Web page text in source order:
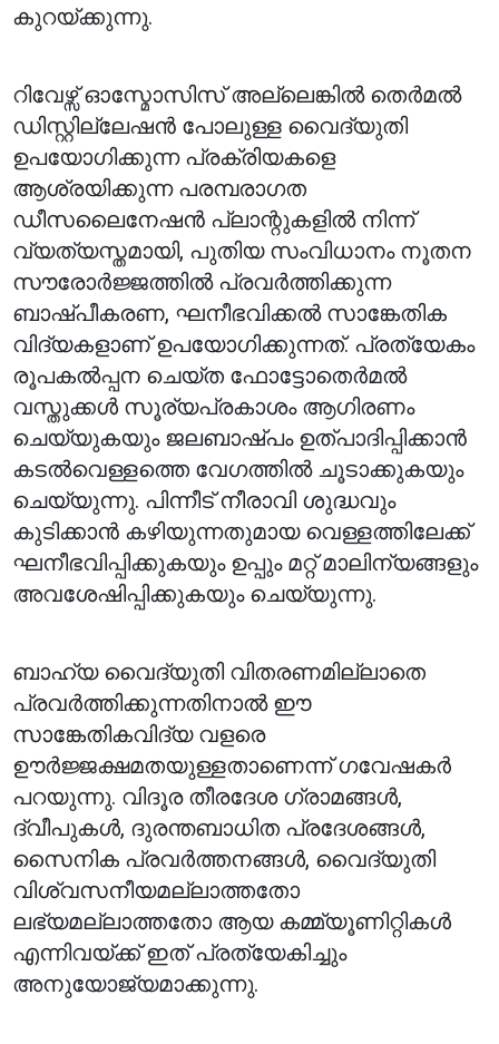
കുറയ്ക്കുന്നു.
റിവേഴ്സ് ഓസ്മോസിസ് അല്ലെങ്കിൽ തെർമൽ
ഡിസ്റ്റില്ലേഷൻ പോലുള്ള വൈദ്യുതി
ഉപയോഗിക്കുന്ന പ്രക്രിയകളെ
ആശ്രയിക്കുന്ന പരമ്പരാഗത
ഡീസലൈനേഷൻ പ്ലാന്റുകളിൽ നിന്ന്
വ്യത്യസ്തമായി, പുതിയ സംവിധാനം നൂതന
സൗരോർജ്ജത്തിൽ പ്രവർത്തിക്കുന്ന
ബാഷ്പീകരണ, ഘനീഭവിക്കൽ സാങ്കേതിക
വിദ്യകളാണ് ഉപയോഗിക്കുന്നത്. പ്രത്യേകം
രൂപകൽപ്പന ചെയ്ത ഫോട്ടോതെർമൽ
വസ്തുക്കൾ സൂര്യപ്രകാശം ആഗിരണം
ചെയ്യുകയും ജലബാഷ്പം ഉത്പാദിപ്പിക്കാൻ
കടൽവെള്ളത്തെ വേഗത്തിൽ ചൂടാക്കുകയും
ചെയ്യുന്നു. പിന്നീട് നീരാവി ശുദ്ധവും
കുടിക്കാൻ കഴിയുന്നതുമായ വെള്ളത്തിലേക്ക്
ഘനീഭവിപ്പിക്കുകയും ഉപ്പും മറ്റ് മാലിന്യങ്ങളും
അവശേഷിപ്പിക്കുകയും ചെയ്യുന്നു.
ബാഹ്യ വൈദ്യുതി വിതരണമില്ലാതെ
പ്രവർത്തിക്കുന്നതിനാൽ ഈ
സാങ്കേതികവിദ്യ വളരെ
ഊർജ്ജക്ഷമതയുള്ളതാണെന്ന് ഗവേഷകർ
പറയുന്നു. വിദൂര തീരദേശ ഗ്രാമങ്ങൾ,
ദ്വീപുകൾ, ദുരന്തബാധിത പ്രദേശങ്ങൾ,
സൈനിക പ്രവർത്തനങ്ങൾ, വൈദ്യുതി
വിശ്വസനീയമല്ലാത്തതോ
ലഭ്യമല്ലാത്തതോ ആയ കമ്മ്യൂണിറ്റികൾ
എന്നിവയ്ക്ക് ഇത് പ്രത്യേകിച്ചും
അനുയോജ്യമാക്കുന്നു.